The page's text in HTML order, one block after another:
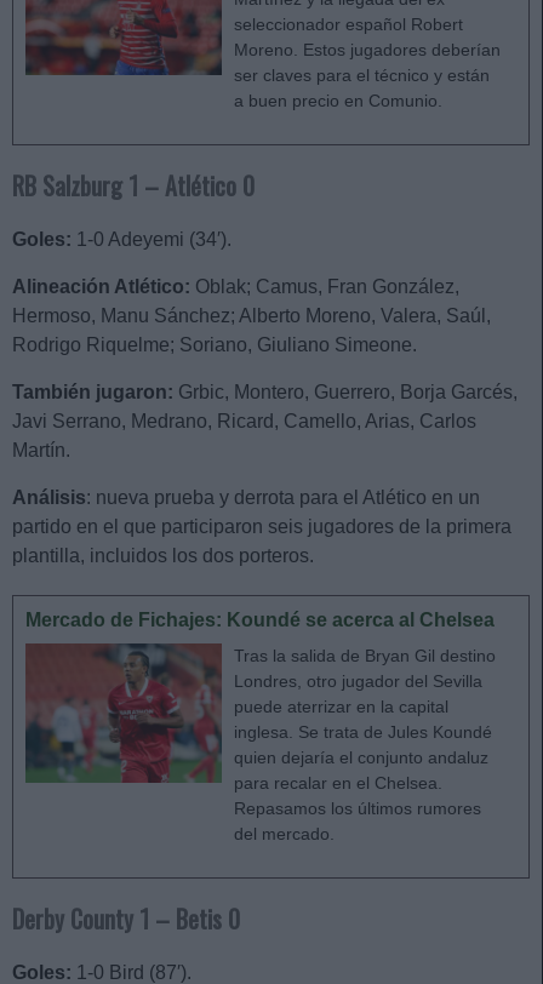
seleccionador español Robert
Moreno. Estos jugadores deberían
ser claves para el técnico y están
a buen precio en Comunio.
RB Salzburg 1 – Atlético 0
Goles: 1-0 Adeyemi (34′).
Alineación Atlético: Oblak; Camus, Fran González,
Hermoso, Manu Sánchez; Alberto Moreno, Valera, Saúl,
Rodrigo Riquelme; Soriano, Giuliano Simeone.
También jugaron: Grbic, Montero, Guerrero, Borja Garcés,
Javi Serrano, Medrano, Ricard, Camello, Arias, Carlos
Martín.
Análisis: nueva prueba y derrota para el Atlético en un
partido en el que participaron seis jugadores de la primera
plantilla, incluidos los dos porteros.
Mercado de Fichajes: Koundé se acerca al Chelsea
Tras la salida de Bryan Gil destino
Londres, otro jugador del Sevilla
puede aterrizar en la capital
inglesa. Se trata de Jules Koundé
quien dejaría el conjunto andaluz
para recalar en el Chelsea.
Repasamos los últimos rumores
del mercado.
Derby County 1 – Betis 0
Goles: 1-0 Bird (87′).